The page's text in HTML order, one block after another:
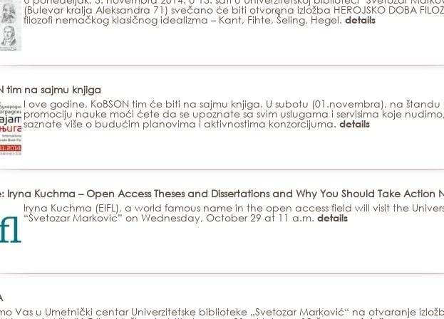
(Bulevar kralja Aleksandra 71) svečano će biti otvorena izložba HEROJSKO DOBA
filozofi nemačkog klasičnog idealizma – Kant, Fihte, Šeling, Hegel. details
tim na sajmu knjiga
I ove godine, KoBSON tim će biti na sajmu knjiga. U subotu (01.novembra), na štandu
promociju nauke moći ćete da se upoznate sa svim uslugama i servisima koje
saznate više o budućim planovima i aktivnostima konzorcijuma. details
Iryna Kuchma – Open Access Theses and Dissertations and Why You Should Take Action
Iryna Kuchma (EIFL), a world famous name in the open access field will visit the
“Svetozar Markovic” on Wednesday, October 29 at 11 a.m. details
Vas u Umetnički centar Univerzitetske biblioteke „Svetozar Marković“ na otvaranje